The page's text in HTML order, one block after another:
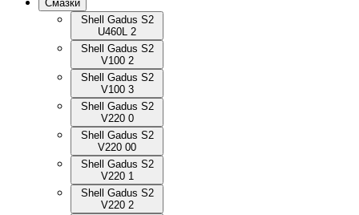
Смазки
Shell Gadus S2
U460L 2
Shell Gadus S2
V100 2
Shell Gadus S2
V100 3
Shell Gadus S2
V220 0
Shell Gadus S2
V220 00
Shell Gadus S2
V220 1
Shell Gadus S2
V220 2